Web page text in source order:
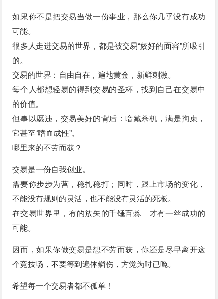
如果你不是把交易当做一份事业，那么你几乎没有成功
可能。
很多人走进交易的世界，都是被交易“姣好的面容”所吸引
的。
交易的世界：自由自在，遍地黄金，新鲜刺激。
每个人都想轻易的得到交易的圣杯，找到自己在交易中
的价值。
但事以愿违，交易美好的背后：暗藏杀机，满是拘束，
它甚至“嗜血成性”。
哪里来的不劳而获？
交易是一份自我创业。
需要你步步为营，稳扎稳打；同时，跟上市场的变化，
不能没有规则的灵活，也不能没有灵活的死板。
在交易世界里，有的放矢的千锤百炼，才有一丝成功的
可能。
因而，如果你做交易是想不劳而获，你还是尽早离开这
个竞技场，不要等到遍体鳞伤，方觉为时已晚。
希望每一个交易者都不孤单！